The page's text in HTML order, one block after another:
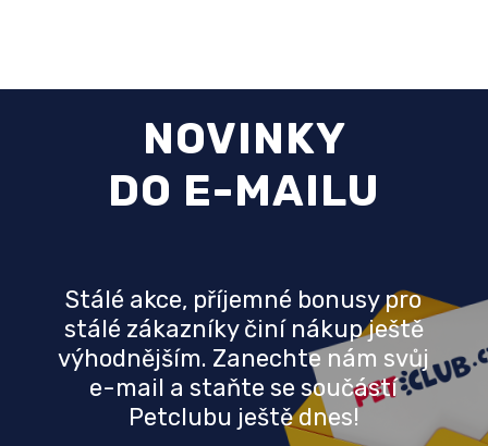
NOVINKY
DO E-MAILU
Stálé akce, příjemné bonusy pro
stálé zákazníky činí nákup ještě
výhodnějším. Zanechte nám svůj
e-mail a staňte se součástí
Petclubu ještě dnes!